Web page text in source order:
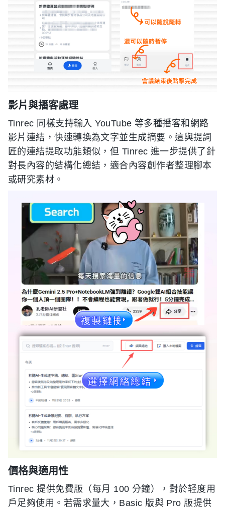
影片與播客處理
Tinrec 同樣支持輸入 YouTube 等多種播客和網路
影片連結，快速轉換為文字並生成摘要。這與提詞
匠的連結提取功能類似，但 Tinrec 進一步提供了針
對長內容的結構化總結，適合內容創作者整理腳本
或研究素材。
價格與適用性
Tinrec 提供免費版（每月 100 分鐘），對於轻度用
戶足夠使用。若需求量大，Basic 版與 Pro 版提供